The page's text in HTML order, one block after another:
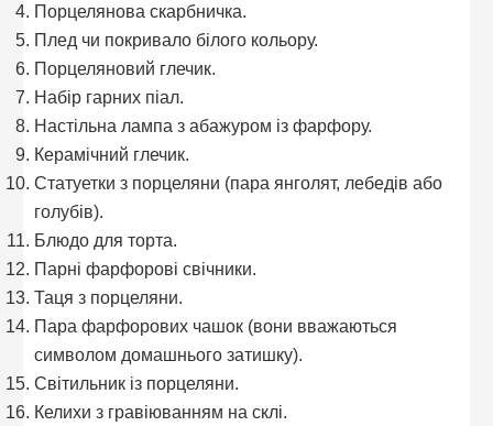
Порцелянова скарбничка.
Плед чи покривало білого кольору.
Порцеляновий глечик.
Набір гарних піал.
Настільна лампа з абажуром із фарфору.
Керамічний глечик.
Статуетки з порцеляни (пара янголят, лебедів або
голубів).
Блюдо для торта.
Парні фарфорові свічники.
Таця з порцеляни.
Пара фарфорових чашок (вони вважаються
символом домашнього затишку).
Світильник із порцеляни.
Келихи з гравіюванням на склі.